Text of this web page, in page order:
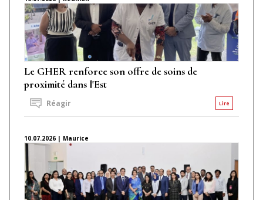
Le GHER renforce son offre de soins de
proximité dans l'Est
Lire
Réagir
10.07.2026 | Maurice